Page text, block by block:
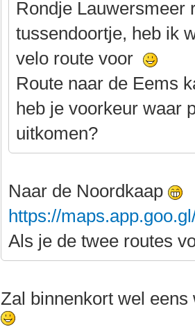
Rondje Lauwersmeer
tussendoortje, heb ik
velo route voor
Route naar de Eems
heb je voorkeur waar
uitkomen?
Naar de Noordkaap
https://
Als je de twee routes
Zal binnenkort wel